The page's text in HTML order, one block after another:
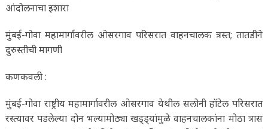
आंदोलनाचा इशारा
मुंबई-गोवा महामार्गावरील ओसरगाव परिसरात वाहनचालक त्रस्त; तातडीने
दुरुस्तीची मागणी
कणकवली :
मुंबई-गोवा राष्ट्रीय महामार्गावरील ओसरगाव येथील सलोनी हॉटेल परिसरात
रस्त्यावर पडलेल्या दोन भल्यामोठ्या खड्ड्यांमुळे वाहनचालकांना मोठा त्रास